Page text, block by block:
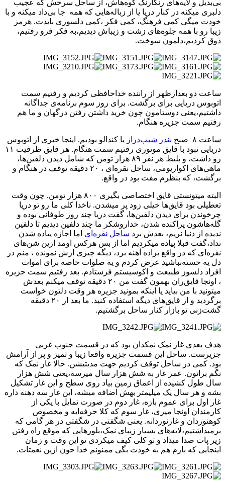
بی‌بدیل و لایه‌های رنگارنگ کوه‌هاش، از ساحل سرخش که عجیب
دلبری میکنه در کنار دریا یا از زباله‌هایی که همه جا بی‌داد میکنه و با
خودت میگی کمی فرهنگ، کمی فکر ،کمی دلسوزی بایدت. هرمز
زیبا رو با همه ‌جلوه‌های زشت و زیباش دیدیم،به فکر فرو رفتیم،
ذوق کردیم،دلمون سوخت.
ساعت دو بعدازظهر از راننده خداحافظی کردیم و رفتیم سمت
اتوبوس دریایی برای برگشت. برای روز سوم برنامه‌ی جداگانه
داشتیم،یعنی دوستامون چون خرید داشتن رفتن درگهان و ما هم
رفتیم سمت جزیره هنگام.
ساعت ۸ صبح بندر شیب‌دراز یا کندالو بودیم. اینجا خبری از اتوبوس
دریایی نبود با قایق موتوری رفتیم سمت هنگام. هر قایق ظرفیت ۱۱
رو داشت، و بلیط هر نفر ۸۹ هزار تومن که شامل دیدن دلفین‌ها،
ماهی‌های اکواریومی، ساحل نقره‌ای ، ۲۰ دقیقه توقف در هنگام و
برگشت، که بنظرم مفت بود در واقع.
البته میتونستی قایق اختصاصی بگیری ۸۰۰ هزار تومن. چون وقت
تعطیلی بود قایق‌ها خیلی زود پر میشدن. ناخدا کلی ما رو تو دریا
چرخوندن برای دیدن دلفین‌ها، گفت دریا چند روز طوفانی بوده و
گله‌هاشون پراکنده شدن، خداروشکر ما چند دلفین دیدیم تا دلفین
ندیده از دنیا نریم، بعدش برد ساحل نقره‌ای اما اجازه پیاده شدن
نداد،گفت قبلا پیاده میکردیم اما از بس هرکس اومد ازین شن‌های
نقره‌ای که در واقع براده آهنه برد، دیگه چیزی ازش نمونده ، منم در
دل یه خسته‌نباشید عرض کردم و یه صلوات خاصه برای اموات
افراد دلسوز طبیعت و اکوسیستم فرستادم. بعد رفتیم سمت جزیره
، اونجا قایق‌ران بهمون گفت من ۲۰ دقیقه توقف میکنم بعدش
میتونید با من بیاید یا اینکه بمونید جزیره هر وقت دلتون خواست
برگردید و از قایق‌های دیگه استفاده کنید. ما بعد از ۲۰ دقیقه
گشت‌زنی تو بازار کنار ساحل برگشتیم.
هدف بعدی غار نمک نمکدان بود که در قسمت جنوب غربی
جزیرست. ساحل این قسمت جزیره واقعا زیبا و تمیز و پر از آرامش
بود. کمی در ساحل توقف کردیم جهت مدیتیشن. حالا غار نمک که
نگم براتون. عمر غار به شش هزار سال میرسه،یعتی شش هزار
سال طول کشیده از اعماق زمین بیاد روی سطح و این غار تشکیل
بشه و هر سال یک میلیمتر بهش اضافه میشه، این غار سه دهنه داره
غار اول برای عموم بازه، غار دوم در صورت تمایل با یکی از
کارمندان اونجا میری، غار سوم که کلا حرفه‌ایه و مخصوص
کوهنوردان و غارنوردانه‌. یعنی شگفتی در شگفتی در هر گامی که
بر‌میداشتیم،لایه‌های بسیار زیبای نمک،بلورهایی که موقع راه رفتن
زیر پات صدا میداد و تو کلی کیف میکردی تو این وقت و زمان
اینجایی که بازم هم به خودت بگی ممنونم خدا جون ازین نعمتات.